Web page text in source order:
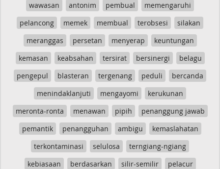
wawasan
antonim pembual
memengaruhi
pelancong
memek membual terobsesi
silakan
meranggas
persetan menyerap
keuntungan
kemasan
keabsahan tersirat bersinergi
belagu
pengepul
blasteran tergenang peduli
bercanda
menindaklanjuti
mengayomi
kerukunan
meronta-ronta
menawan pipih
penanggung jawab
pemantik
penangguhan ambigu
kemaslahatan
terkontaminasi
selulosa
terngiang-ngiang
kebiasaan
berdasarkan silir-semilir
pelacur